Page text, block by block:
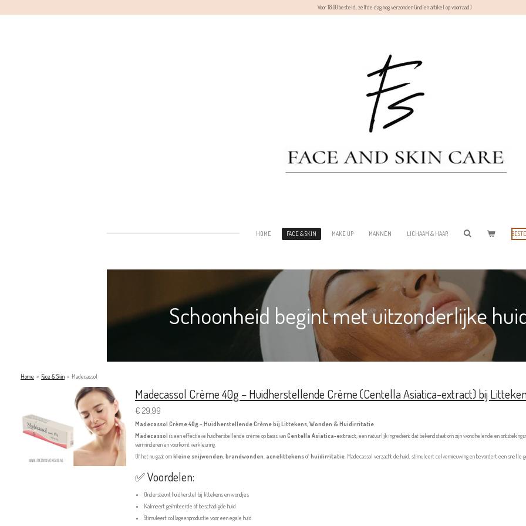
Voor 18:00 besteld, zelfde dag nog verzonden (indien artikel op voorraad)
HOME FACE & SKIN MAKE UP MANNEN LICHAAM & HAAR
Schoonheid begint met uitzonderlijke
Home » Face & Skin » Madecassol
Madecassol Crème 40g – Huidherstellende Crème (Centella Asiatica-extract) bij
€ 29,99
Madecassol Crème 40g – Huidherstellende Crème bij Littekens, Wonden & Huidirritatie
Madecassol is een effectieve huidherstellende crème op basis vanCentella Asiatica-extract , een natuurlijk ingrediënt dat bekendstaat om zijn wondhelende en
verminderen en voorkomt verkleuring.
Of het nu gaat omkleine snijwonden brandwonden acnelittekensofhuidirritatie , Madecassol verzacht de huid, stimuleert celvernieuwing en bevordert een snelle
✅ Voordelen:
Ondersteunt huidherstel bij littekens en wondjes
Kalmeert geïrriteerde of beschadigde huid
Stimuleert collageenproductie voor een egale huid